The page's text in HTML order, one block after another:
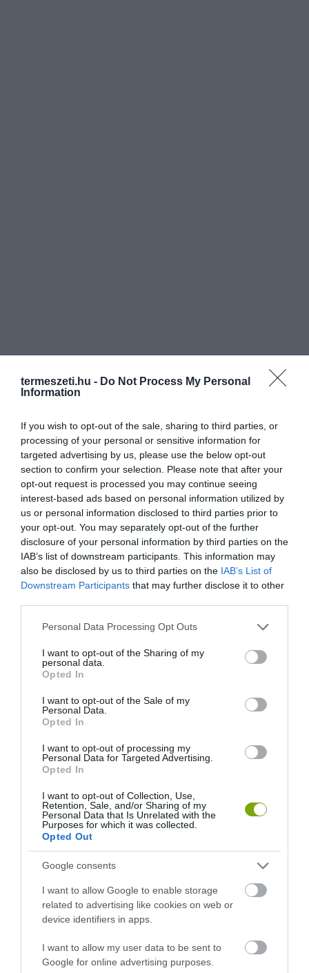
termeszeti.hu - Do Not Process My Personal
Information
If you wish to opt-out of the sale, sharing to third parties, or
processing of your personal or sensitive information for
targeted advertising by us, please use the below opt-out
section to confirm your selection. Please note that after your
opt-out request is processed you may continue seeing
interest-based ads based on personal information utilized by
us or personal information disclosed to third parties prior to
your opt-out. You may separately opt-out of the further
disclosure of your personal information by third parties on the
IAB’s list of downstream participants. This information may
also be disclosed by us to third parties on the IAB’s List of
Downstream Participants that may further disclose it to other
Please note that this website/app uses one or more Google
not limited to your visit or usage behaviour. You may click to
grant or deny consent to Google and its third-party tags to
use your data for below specified purposes in below Google
consent section.
Personal Data Processing Opt Outs
I want to opt-out of the Sharing of my
personal data.
Opted In
I want to opt-out of the Sale of my
Personal Data.
Opted In
I want to opt-out of processing my
Personal Data for Targeted Advertising.
Opted In
I want to opt-out of Collection, Use,
Retention, Sale, and/or Sharing of my
Personal Data that Is Unrelated with the
Purposes for which it was collected.
Opted Out
Google consents
I want to allow Google to enable storage
related to advertising like cookies on web or
device identifiers in apps.
I want to allow my user data to be sent to
Google for online advertising purposes.
ELŐZŐ CIKK
LASSAN KÉSZÜLŐDHETÜNK: 15 KERTI MUNKA, AMIT NEM
ÚSZHATUNK MEG ŐSSZEL!
ELTÜNTETÉSRE!
HASONLÓ ÉRDEKESSÉGEK
A KOALA EVOLÚCIÓS MÚLTJA
SOKKAL DRÁMAIBB, MINT A
NYUGODT
SUGALLJA
A KORALLZÁTONY NEM CSAK
SZÍNES HALAKBÓL ÁLL: MOST